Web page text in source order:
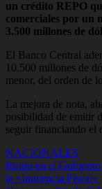
un crédito REPO
comerciales por un
3.500 millones de
El Banco Central
10.500 millones de
menor, del orden de
La mejora de nota,
posibilidad de emitir
seguir financiando el
NACIONALES
Navegación
Ruido en el
la «Inocencia Fiscal»